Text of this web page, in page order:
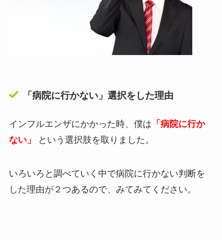
「病院に行かない」選択をした理由
インフルエンザにかかった時、僕は 「病院に行か
ない」
という選択肢を取りました。
いろいろと調べていく中で病院に行かない判断を
した理由が２つあるので、みてみてください。